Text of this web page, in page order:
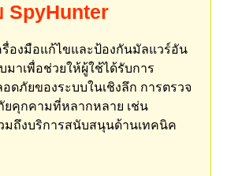
SpyHunter
รื่องมือแก้ไขและป้องกันมัลแวร์อัน
าเพื่อช่วยให้ผู้ใช้ได้รับการ
ดภัยของระบบในเชิงลึก การตรวจ
ยคุกคามที่หลากหลาย เช่น
มถึงบริการสนับสนุนด้านเทคนิค